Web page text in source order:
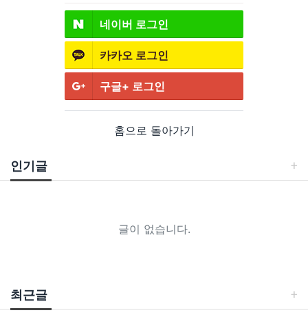
네이버 로그인
카카오 로그인
구글+ 로그인
홈으로 돌아가기
인기글
글이 없습니다.
최근글